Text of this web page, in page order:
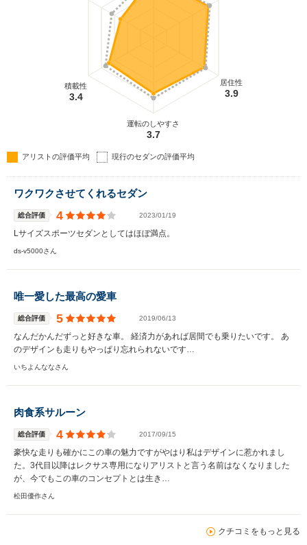
居住性
3.9
運転のしやすさ
3.7
積載性
3.4
アリストの評価平均 現行のセダンの評価平均
ワクワクさせてくれるセダン
総合評価 4 2023/01/19
Lサイズスポーツセダンとしてはほぼ満点。
ds-v5000さん
唯一愛した最高の愛車
総合評価 5 2019/06/13
なんだかんだずっと好きな車。 経済力があれば居間でも乗りたいです。 あ
のデザインも走りもやっぱり忘れられないです…
いちよんななさん
肉食系サルーン
総合評価 4 2017/09/15
豪快な走りも確かにこの車の魅力ですがやはり私はデザインに惹かれまし
た。3代目以降はレクサス専用になりアリストと言う名前はなくなりました
が、今でもこの車のコンセプトとは生き…
松田優作さん
クチコミをもっと見る